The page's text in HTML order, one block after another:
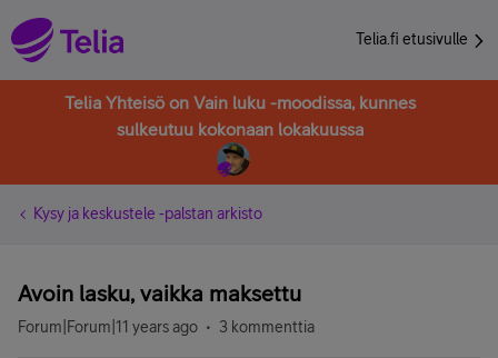
Telia.fi etusivulle
Telia Yhteisö on Vain luku -moodissa, kunnes
sulkeutuu kokonaan lokakuussa
Kysy ja keskustele -palstan arkisto
Avoin lasku, vaikka maksettu
Forum|Forum|11 years ago 3 kommenttia